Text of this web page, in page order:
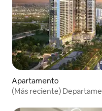
Apartamento
(Más reciente)